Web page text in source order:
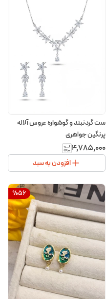
ست گردنبند و گوشواره عروس آلاله
پرنگین جواهری
۴٬۷۸۵٬۰۰۰
افزودن به سبد
%56